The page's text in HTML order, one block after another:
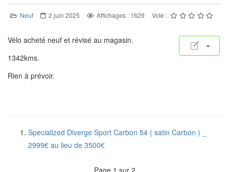
Neuf 2 juin 2025 Affichages : 1629 Vote :
Vélo acheté neuf et révisé au magasin.
1342kms.
Rien à prévoir.
Specialized Diverge Sport Carbon 54 ( satin Carbon ) _
2999€ au lieu de 3500€
Page 1 sur 2